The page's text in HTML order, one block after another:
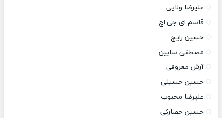
علیرضا ولایی
قاسم ای جی اچ
حسین رایج
مصطفی سابین
آرش معروفی
حسین حسینی
علیرضا محبوب
حسین حصارکی